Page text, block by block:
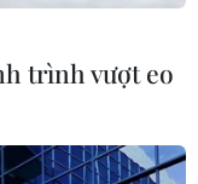
trình vượt eo